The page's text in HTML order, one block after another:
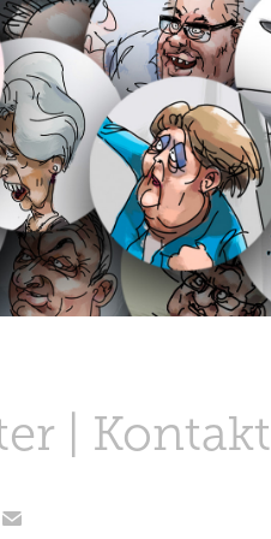
| Kontakt